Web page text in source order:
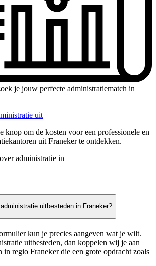
je jouw perfecte administratiematch in
uit
knop om de kosten voor een professionele en
uit Franeker te ontdekken.
administratie in
uitbesteden in Franeker?
kun je precies aangeven wat je wilt.
uitbesteden, dan koppelen wij je aan
in regio Franeker die een grote opdracht zoals